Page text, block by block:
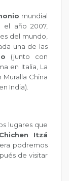
mundial
año 2007,
del mundo,
una de las
(junto con
en Italia, La
Muralla China
India).
lugares que
Itzá
podremos
de visitar